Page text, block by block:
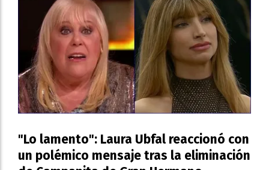
"Lo lamento": Laura Ubfal reaccionó con
un polémico mensaje tras la eliminación